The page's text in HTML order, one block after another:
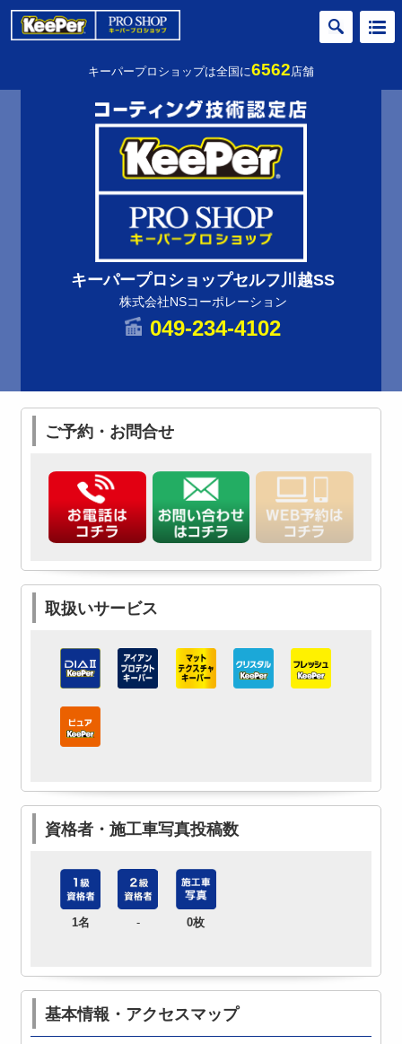
キーパープロショップは全国に6562店舗
キーパープロショップセルフ川越SS
株式会社NSコーポレーション
049-234-4102
ご予約・お問合せ
取扱いサービス
資格者・施工車写真投稿数
1名 - 0枚
基本情報・アクセスマップ